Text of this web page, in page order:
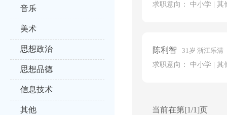
音乐
美术
思想政治
思想品德
信息技术
其他
求职意向： 中小学 | 其
陈利智
31岁 浙江乐清
求职意向： 中小学 | 其
当前在第[1/1]页